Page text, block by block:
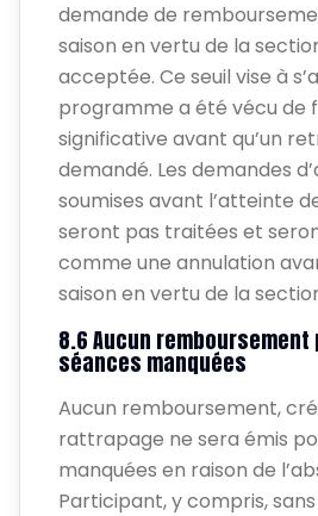
demande de
saison en vertu de la
acceptée. Ce seuil vise à
programme a été vécu de
significative avant qu’un
demandé. Les demandes
soumises avant l’atteinte
seront pas traitées et
comme une annulation
saison en vertu de la
8.6 Aucun remboursement
séances manquées
Aucun remboursement,
rattrapage ne sera émis
manquées en raison de
Participant, y compris, sans